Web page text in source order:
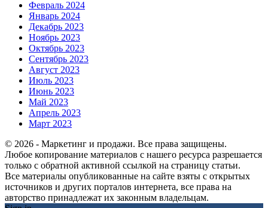
Февраль 2024
Январь 2024
Декабрь 2023
Ноябрь 2023
Октябрь 2023
Сентябрь 2023
Август 2023
Июль 2023
Июнь 2023
Май 2023
Апрель 2023
Март 2023
© 2026 - Маркетинг и продажи. Все права защищены.
Любое копирование материалов с нашего ресурса разрешается
только с обратной активной ссылкой на страницу статьи.
Все материалы опубликованные на сайте взяты с открытых
источников и других порталов интернета, все права на
авторство принадлежат их законным владельцам.